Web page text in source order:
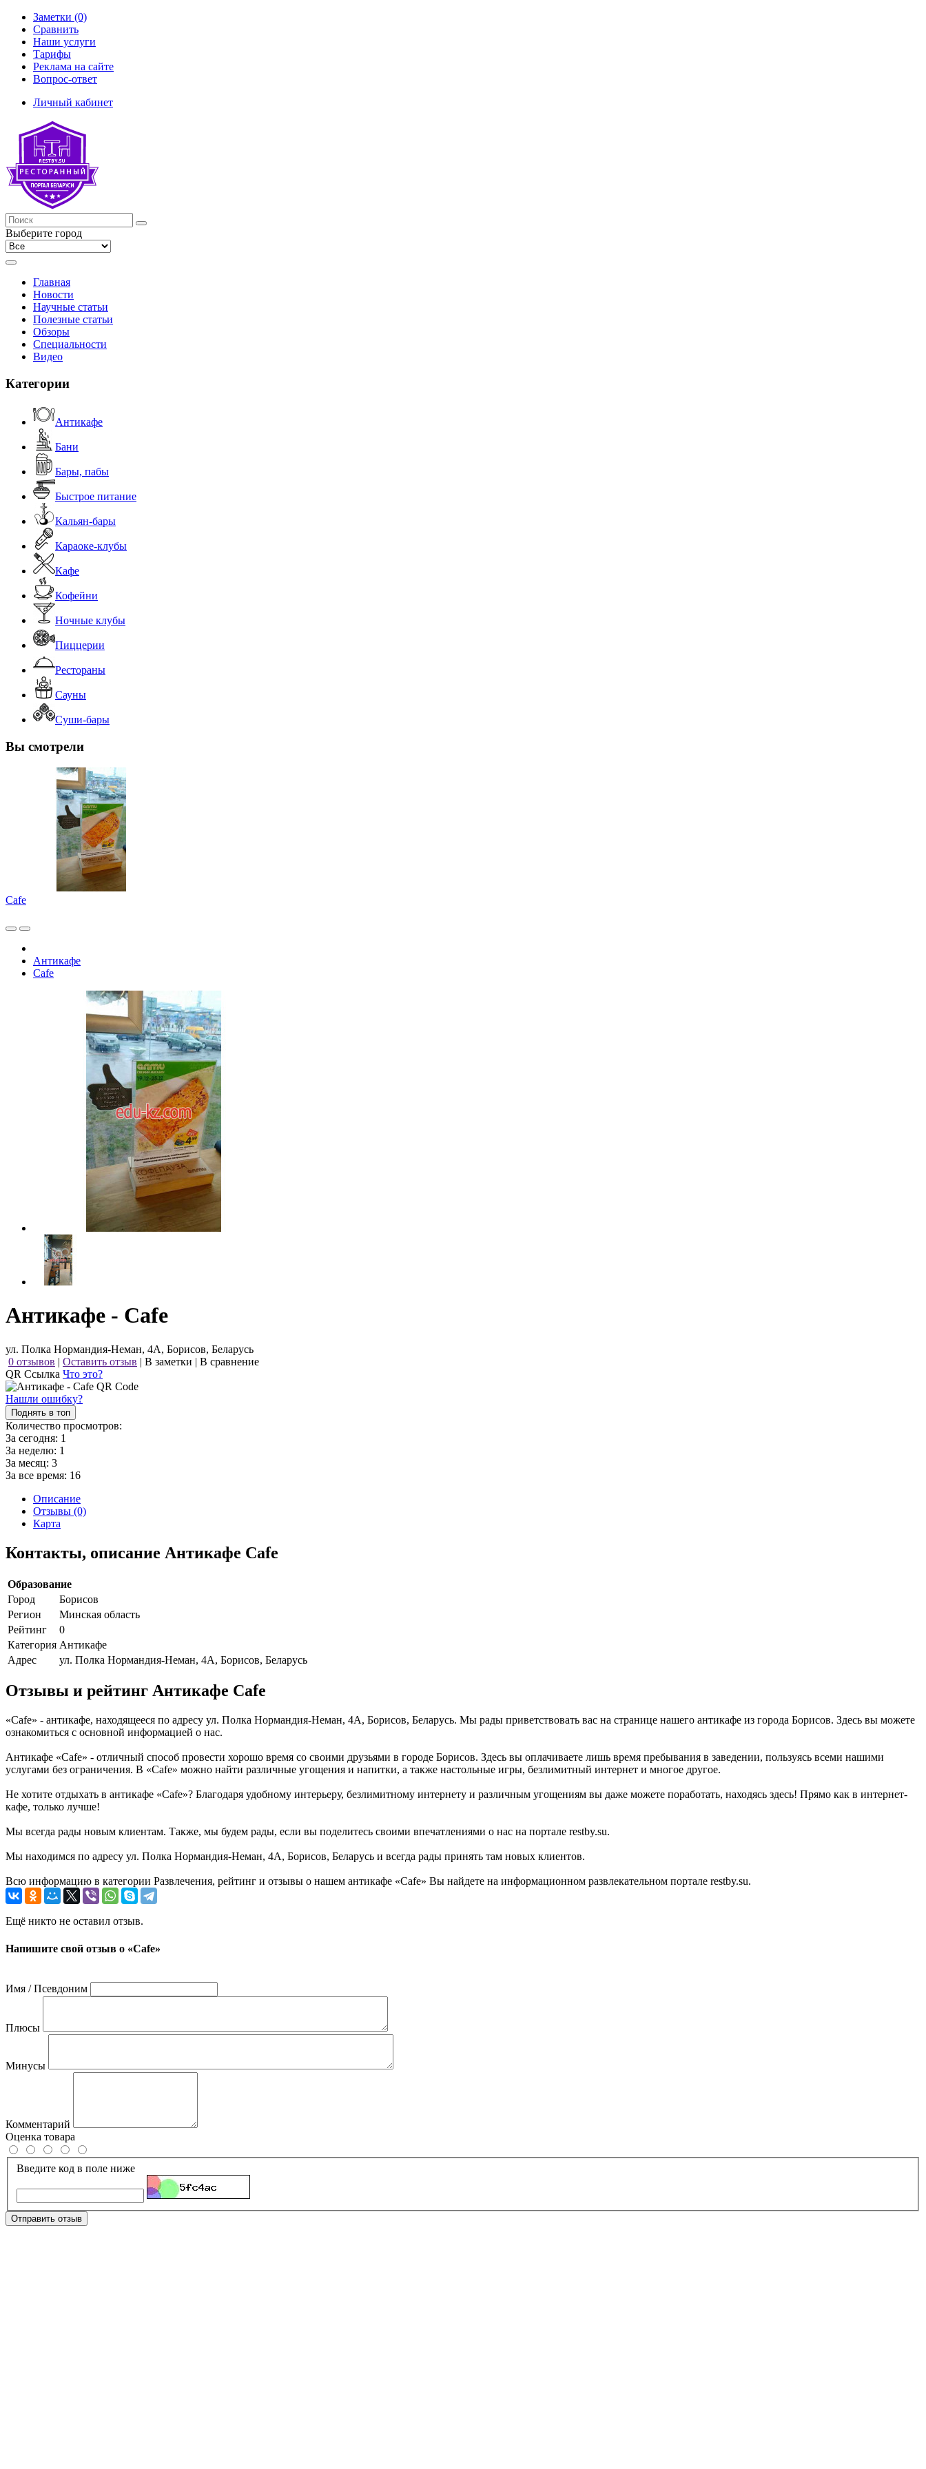
Заметки (0)
Сравнить
Наши услуги
Тарифы
Реклама на сайте
Вопрос-ответ
Личный кабинет
Выберите город
Главная
Новости
Научные статьи
Полезные статьи
Обзоры
Специальности
Видео
Категории
Антикафе
Бани
Бары, пабы
Быстрое питание
Кальян-бары
Караоке-клубы
Кафе
Кофейни
Ночные клубы
Пиццерии
Рестораны
Сауны
Суши-бары
Вы смотрели
Cafe
Антикафе
Cafe
Антикафе - Cafe
ул. Полка Нормандия-Неман, 4А, Борисов, Беларусь
0 отзывов | Оставить отзыв | В заметки | В сравнение
QR Ссылка Что это?
Нашли ошибку?
Поднять в топ
Количество просмотров:
За сегодня: 1
За неделю: 1
За месяц: 3
За все время: 16
Описание
Отзывы (0)
Карта
Контакты, описание Антикафе Cafe
Образование
Город
Борисов
Регион
Минская область
Рейтинг
0
Категория Антикафе
Адрес
ул. Полка Нормандия-Неман, 4А, Борисов, Беларусь
Отзывы и рейтинг Антикафе Cafe
«Cafe» - антикафе, находящееся по адресу ул. Полка Нормандия-Неман, 4А, Борисов, Беларусь. Мы рады приветствовать вас на странице нашего антикафе из города Борисов. Здесь вы можете
ознакомиться с основной информацией о нас.
Антикафе «Cafe» - отличный способ провести хорошо время со своими друзьями в городе Борисов. Здесь вы оплачиваете лишь время пребывания в заведении, пользуясь всеми нашими
услугами без ограничения. В «Cafe» можно найти различные угощения и напитки, а также настольные игры, безлимитный интернет и многое другое.
Не хотите отдыхать в антикафе «Cafe»? Благодаря удобному интерьеру, безлимитному интернету и различным угощениям вы даже можете поработать, находясь здесь! Прямо как в интернет-
кафе, только лучше!
Мы всегда рады новым клиентам. Также, мы будем рады, если вы поделитесь своими впечатлениями о нас на портале restby.su.
Мы находимся по адресу ул. Полка Нормандия-Неман, 4А, Борисов, Беларусь и всегда рады принять там новых клиентов.
Всю информацию в категории Развлечения, рейтинг и отзывы о нашем антикафе «Cafe» Вы найдете на информационном развлекательном портале restby.su.
Ещё никто не оставил отзыв.
Напишите свой отзыв о «Cafe»
Имя / Псевдоним
Плюсы
Минусы
Комментарий
Оценка товара
Введите код в поле ниже
Отправить отзыв